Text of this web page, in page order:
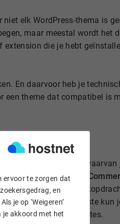
ervoor te zorgen dat
en
je op ‘Weigeren’
je akkoord met het
niet elk WordPress-thema is
maar meestal wordt het
extension die je hebt
En daarvoor heb je
een theme dat compatibel is
. Dit zijn themes
zijn ergratis
of filter je
Als laatste kun
ook meerdere templates.